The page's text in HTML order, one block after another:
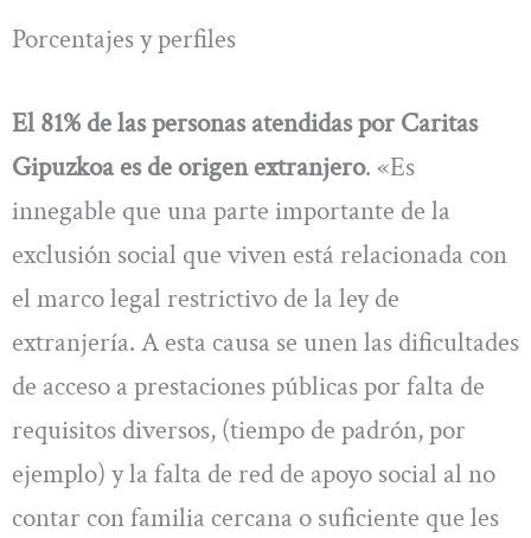
Porcentajes y perfiles
El 81% de las personas atendidas por Caritas
Gipuzkoa es de origen extranjero. «Es
innegable que una parte importante de la
exclusión social que viven está relacionada con
el marco legal restrictivo de la ley de
extranjería. A esta causa se unen las dificultades
de acceso a prestaciones públicas por falta de
requisitos diversos, (tiempo de padrón, por
ejemplo) y la falta de red de apoyo social al no
contar con familia cercana o suficiente que les